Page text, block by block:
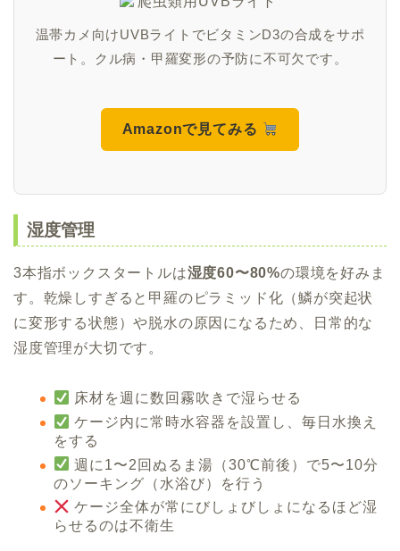
温帯カメ向けUVBライトでビタミンD3の合成をサポ
ート。クル病・甲羅変形の予防に不可欠です。
Amazonで見てみる
湿度管理
3本指ボックスタートルは湿度60〜80%の環境を好みま
す。乾燥しすぎると甲羅のピラミッド化（鱗が突起状
に変形する状態）や脱水の原因になるため、日常的な
湿度管理が大切です。
床材を週に数回霧吹きで湿らせる
ケージ内に常時水容器を設置し、毎日水換え
をする
週に1〜2回ぬるま湯（30℃前後）で5〜10分
のソーキング（水浴び）を行う
ケージ全体が常にびしょびしょになるほど湿
らせるのは不衛生